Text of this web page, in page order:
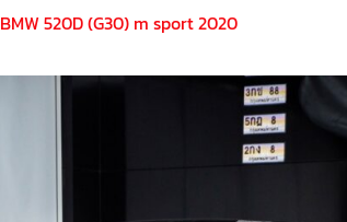
BMW 520D (G30) m sport 2020